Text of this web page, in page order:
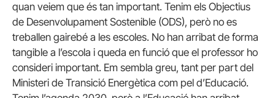
quan veiem que és tan important. Tenim els Objectius
de Desenvolupament Sostenible (ODS), però no es
treballen gairebé a les escoles. No han arribat de forma
tangible a l’escola i queda en funció que el professor ho
consideri important. Em sembla greu, tant per part del
Ministeri de Transició Energètica com pel d’Educació.